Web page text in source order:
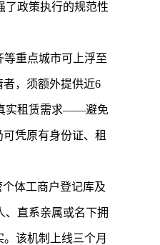
了政策执行的规范性
等重点城市可上浮至
，须额外提供近6
实租赁需求——避免
凭原有身份证、租
体工商户登记库及
、直系亲属或名下拥
该机制上线三个月